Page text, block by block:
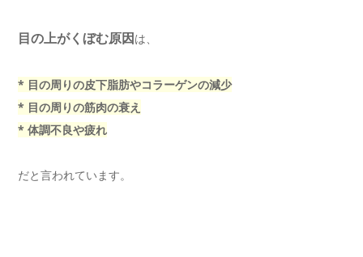
目の上がくぼむ原因は、
* 目の周りの皮下脂肪やコラーゲンの減少
* 目の周りの筋肉の衰え
* 体調不良や疲れ
だと言われています。